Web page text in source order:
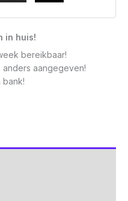
in huis!
bereikbaar!
anders aangegeven!
bank!